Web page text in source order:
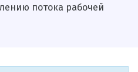
потока рабочей